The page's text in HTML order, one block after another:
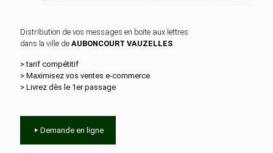
Distribution de vos messages en boite aux lettres
dans la ville de AUBONCOURT VAUZELLES
> tarif compétitif
> Maximisez vos ventes e‑commerce
> Livrez dès le 1er passage
Demande en ligne